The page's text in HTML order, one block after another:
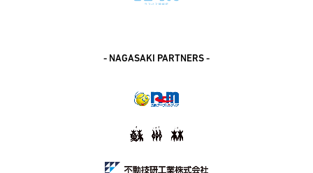
- NAGASAKI PARTNERS -